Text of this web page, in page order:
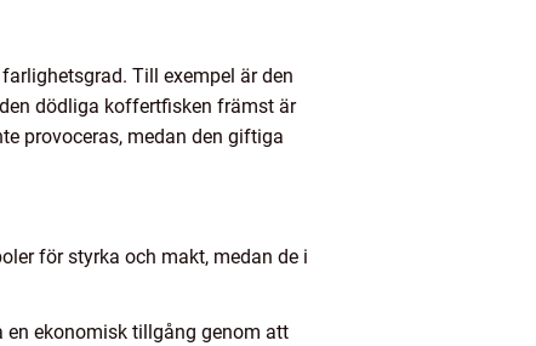
Till exempel är den
dödliga koffertfisken främst är
provoceras, medan den giftiga
för styrka och makt, medan de i
en ekonomisk tillgång genom att